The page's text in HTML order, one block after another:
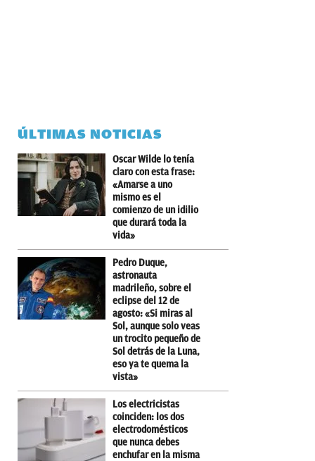
ÚLTIMAS NOTICIAS
Oscar Wilde lo tenía
claro con esta frase:
«Amarse a uno
mismo es el
comienzo de un idilio
que durará toda la
vida»
Pedro Duque,
astronauta
madrileño, sobre el
eclipse del 12 de
agosto: «Si miras al
Sol, aunque solo veas
un trocito pequeño de
Sol detrás de la Luna,
eso ya te quema la
vista»
Los electricistas
coinciden: los dos
electrodomésticos
que nunca debes
enchufar en la misma